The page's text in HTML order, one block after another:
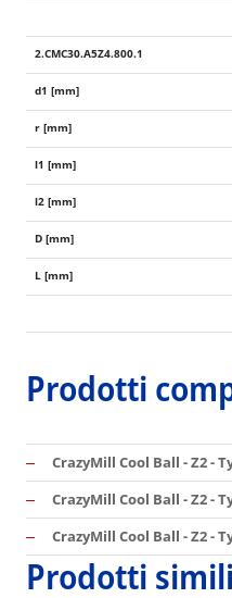
Prodotti
CrazyMill Cool Ball - Z2 -
CrazyMill Cool Ball - Z2 -
CrazyMill Cool Ball - Z2 -
Prodotti simili